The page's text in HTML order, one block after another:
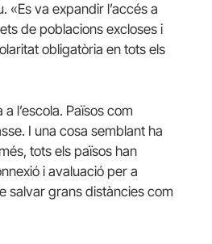
va expandir l’accés a
de poblacions excloses i
obligatòria en tots els
l’escola. Països com
I una cosa semblant ha
tots els països han
i avaluació per a
salvar grans distàncies com